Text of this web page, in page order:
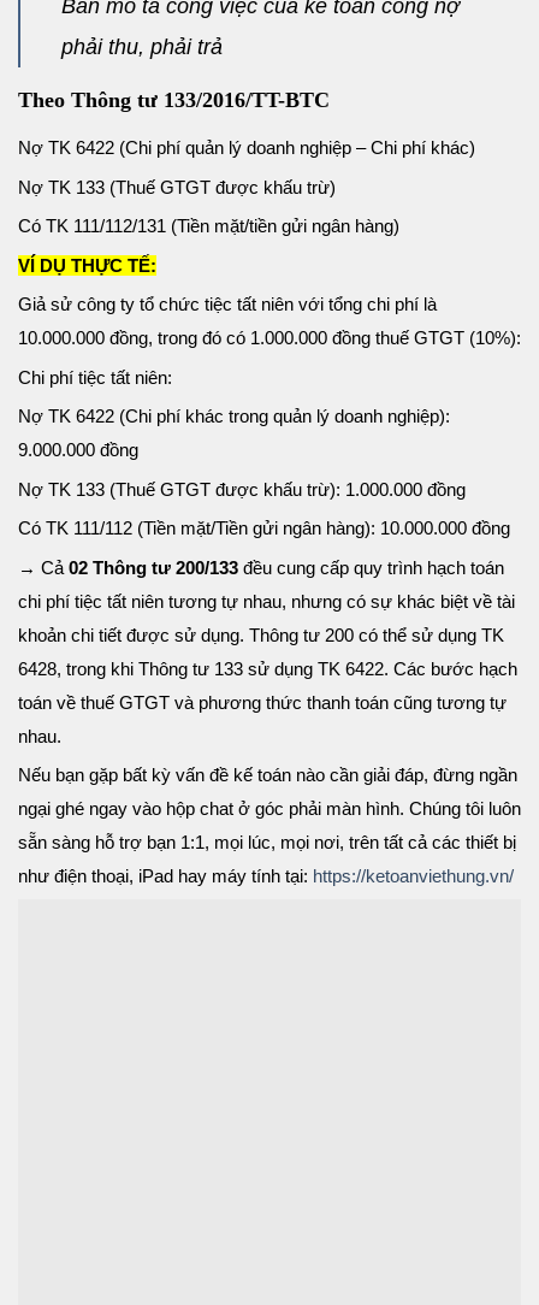
Bản mô tả công việc của kế toán công nợ
phải thu, phải trả
Theo Thông tư 133/2016/TT-BTC
Nợ TK 6422 (Chi phí quản lý doanh nghiệp – Chi phí khác)
Nợ TK 133 (Thuế GTGT được khấu trừ)
Có TK 111/112/131 (Tiền mặt/tiền gửi ngân hàng)
VÍ DỤ THỰC TẾ:
Giả sử công ty tổ chức tiệc tất niên với tổng chi phí là
10.000.000 đồng, trong đó có 1.000.000 đồng thuế GTGT (10%):
Chi phí tiệc tất niên:
Nợ TK 6422 (Chi phí khác trong quản lý doanh nghiệp):
9.000.000 đồng
Nợ TK 133 (Thuế GTGT được khấu trừ): 1.000.000 đồng
Có TK 111/112 (Tiền mặt/Tiền gửi ngân hàng): 10.000.000 đồng
→ Cả 02 Thông tư 200/133 đều cung cấp quy trình hạch toán
chi phí tiệc tất niên tương tự nhau, nhưng có sự khác biệt về tài
khoản chi tiết được sử dụng. Thông tư 200 có thể sử dụng TK
6428, trong khi Thông tư 133 sử dụng TK 6422. Các bước hạch
toán về thuế GTGT và phương thức thanh toán cũng tương tự
nhau.
Nếu bạn gặp bất kỳ vấn đề kế toán nào cần giải đáp, đừng ngần
ngại ghé ngay vào hộp chat ở góc phải màn hình. Chúng tôi luôn
sẵn sàng hỗ trợ bạn 1:1, mọi lúc, mọi nơi, trên tất cả các thiết bị
như điện thoại, iPad hay máy tính tại: https://ketoanviethung.vn/